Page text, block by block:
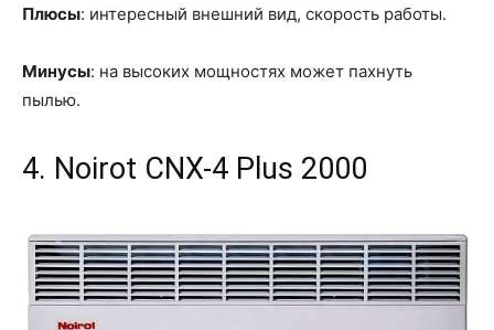
Плюсы: интересный внешний вид, скорость работы.
Минусы: на высоких мощностях может пахнуть
пылью.
4. Noirot CNX-4 Plus 2000